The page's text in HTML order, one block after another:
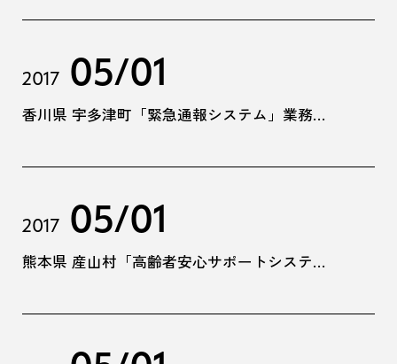
2017 05/01
香川県 宇多津町「緊急通報システム」業務委託
2017 05/01
熊本県 産山村「高齢者安心サポートシステム」事業委託